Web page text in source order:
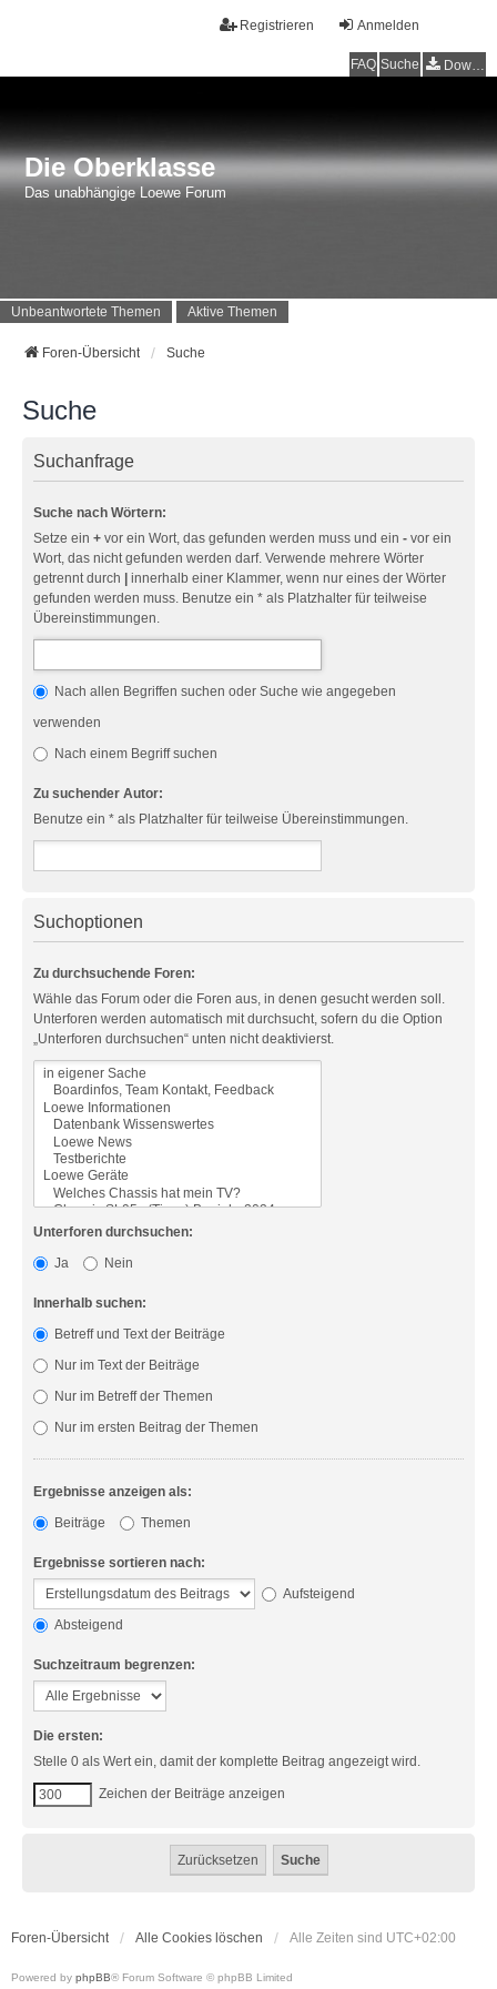
Anmelden
Registrieren
FAQ Suche Downloads
Die Oberklasse
Das unabhängige Loewe Forum
Unbeantwortete Themen Aktive Themen
Foren-Übersicht Suche
Suche
Suchanfrage
Suche nach Wörtern:
Setze ein + vor ein Wort, das gefunden werden muss und ein - vor ein
Wort, das nicht gefunden werden darf. Verwende mehrere Wörter
getrennt durch
innerhalb einer Klammer, wenn nur eines der Wörter
gefunden werden muss. Benutze ein * als Platzhalter für teilweise
Übereinstimmungen.
Nach allen Begriffen suchen oder Suche wie angegeben
verwenden
Nach einem Begriff suchen
Zu suchender Autor:
Benutze ein * als Platzhalter für teilweise Übereinstimmungen.
Suchoptionen
Zu durchsuchende Foren:
Wähle das Forum oder die Foren aus, in denen gesucht werden soll.
Unterforen werden automatisch mit durchsucht, sofern du die Option
„Unterforen durchsuchen“ unten nicht deaktivierst.
Unterforen durchsuchen:
Ja
Nein
Innerhalb suchen:
Betreff und Text der Beiträge
Nur im Text der Beiträge
Nur im Betreff der Themen
Nur im ersten Beitrag der Themen
Ergebnisse anzeigen als:
Beiträge
Themen
Ergebnisse sortieren nach:
Aufsteigend
Absteigend
Suchzeitraum begrenzen:
Die ersten:
Stelle 0 als Wert ein, damit der komplette Beitrag angezeigt wird.
Zeichen der Beiträge anzeigen
Foren-Übersicht Alle Cookies löschen Alle Zeiten sind UTC+02:00
Powered by phpBB® Forum Software © phpBB Limited